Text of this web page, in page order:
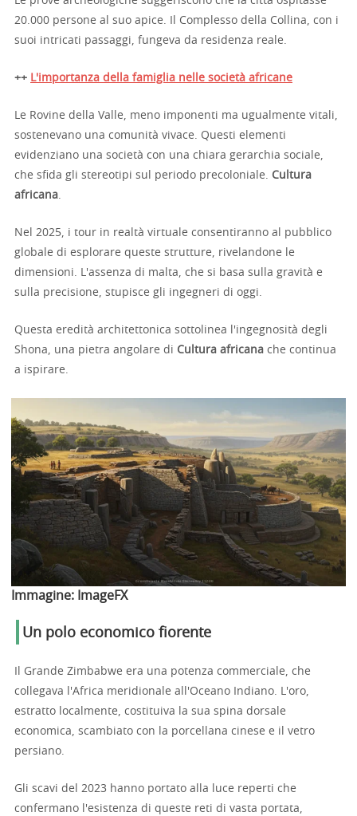
20.000 persone al suo apice. Il Complesso della Collina, con i
suoi intricati passaggi, fungeva da residenza reale.
++ L'importanza della famiglia nelle società africane
Le Rovine della Valle, meno imponenti ma ugualmente vitali,
sostenevano una comunità vivace. Questi elementi
evidenziano una società con una chiara gerarchia sociale,
che sfida gli stereotipi sul periodo precoloniale. Cultura
africana
Nel 2025, i tour in realtà virtuale consentiranno al pubblico
globale di esplorare queste strutture, rivelandone le
dimensioni. L'assenza di malta, che si basa sulla gravità e
sulla precisione, stupisce gli ingegneri di oggi.
Questa eredità architettonica sottolinea l'ingegnosità degli
Shona, una pietra angolare di Cultura africana che continua
a ispirare.
Immagine: ImageFX
Un polo economico fiorente
Il Grande Zimbabwe era una potenza commerciale, che
collegava l'Africa meridionale all'Oceano Indiano. L'oro,
estratto localmente, costituiva la sua spina dorsale
economica, scambiato con la porcellana cinese e il vetro
persiano.
Gli scavi del 2023 hanno portato alla luce reperti che
confermano l'esistenza di queste reti di vasta portata,